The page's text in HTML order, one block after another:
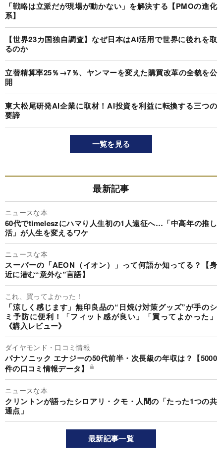
「戦略は立派だが現場が動かない」を解決する【PMOの進化
系】
【世界23カ国独自調査】なぜ日本はAI活用で世界に後れを取
るのか
立替精算率25％→7％、ヤンマーを変えた購買改革の全貌を公
開
東大松尾研発AI企業に取材！AI投資を利益に転換する三つの
要諦
一覧を見る
最新記事
ニュースな本
60代でtimeleszにハマり人生初の1人遠征へ…「中高年の推し
活」が人生を変えるワケ
ニュースな本
スーパーの「AEON（イオン）」って何語か知ってる？【身
近に潜む“意外な”言語】
これ、買ってよかった！
「涼しく感じます」無印良品の“日焼け対策グッズ”が手のシ
ミ予防に便利！「フィット感が良い」「買ってよかった」
《購入レビュー》
ダイヤモンド・口コミ情報
パナソニック エナジーの50代前半・次長級の年収は？【5000
件の口コミ情報データ】
ニュースな本
クリントンが語ったシロアリ・クモ・人間の「たった1つの共
通点」
最新記事一覧